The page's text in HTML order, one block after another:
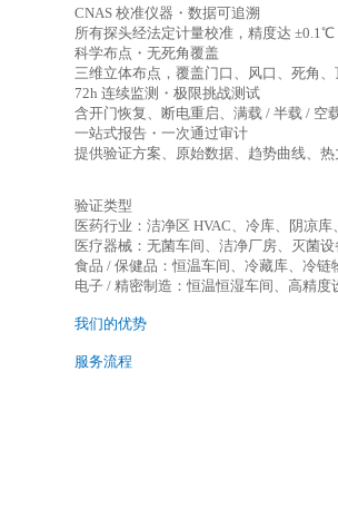
CNAS 校准仪器・数据可追溯
所有探头经法定计量校准，精度达 ±0.1℃
科学布点・无死角覆盖
三维立体布点，覆盖门口、风口、死角
72h 连续监测・极限挑战测试
含开门恢复、断电重启、满载 / 半载 / 空
一站式报告・一次通过审计
提供验证方案、原始数据、趋势曲线、
验证类型
医药行业：洁净区 HVAC、冷库、阴凉
医疗器械：无菌车间、洁净厂房、灭菌
食品 / 保健品：恒温车间、冷藏库、冷链
电子 / 精密制造：恒温恒湿车间、高精度
我们的优势
服务流程